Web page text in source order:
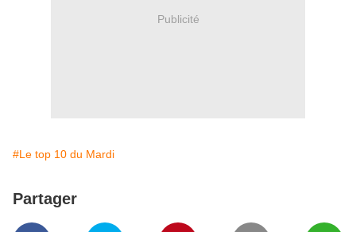
Publicité
#Le top 10 du Mardi
Partager